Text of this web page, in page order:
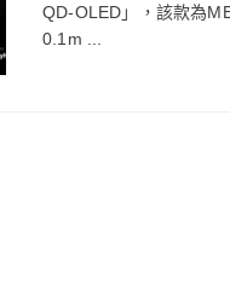
QD-OLED」，該款為
0.1m ...